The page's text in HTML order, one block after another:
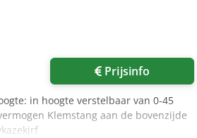
Prijsinfo
in hoogte verstelbaar van 0-45
Klemstang aan de bovenzijde